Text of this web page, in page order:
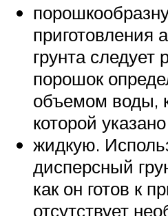
приготовления
грунта следует
порошок
объемом воды,
которой
жидкую.
дисперсный
как он готов к
отсутствует